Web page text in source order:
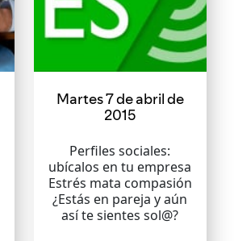
Martes 7 de abril de
2015
Perfiles sociales:
ubícalos en tu empresa
Estrés mata compasión
¿Estás en pareja y aún
así te sientes sol@?